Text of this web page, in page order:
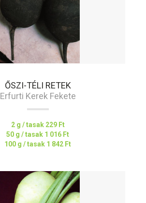
ŐSZI-TÉLI RETEK
Erfurti Kerek Fekete
2 g / tasak 229 Ft
50 g / tasak 1 016 Ft
100 g / tasak 1 842 Ft